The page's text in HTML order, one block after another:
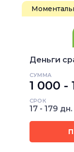
Деньги
СУММА
1 000 -
СРОК
17 - 179 дн.